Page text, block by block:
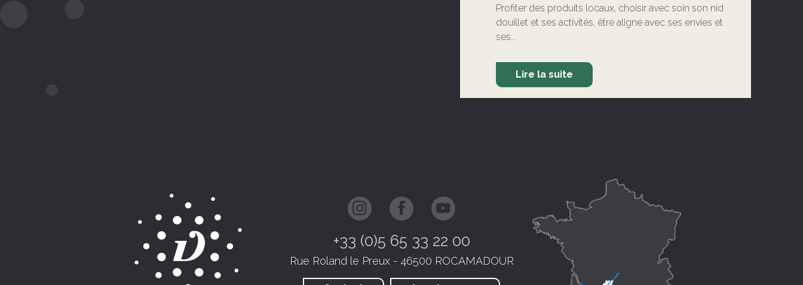
Profiter des produits locaux, choisir avec soin son nid
douillet et ses activités, être aligné avec ses envies et
ses...
Lire la suite
+33 (0)5 65 33 22 00
Rue Roland le Preux - 46500 ROCAMADOUR